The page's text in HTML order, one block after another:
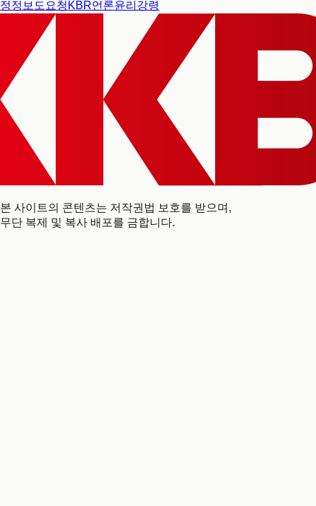
정정보도요청 KBR언론윤리강령
본 사이트의 콘텐츠는 저작권법 보호를 받으며,
무단 복제 및 복사 배포를 금합니다.